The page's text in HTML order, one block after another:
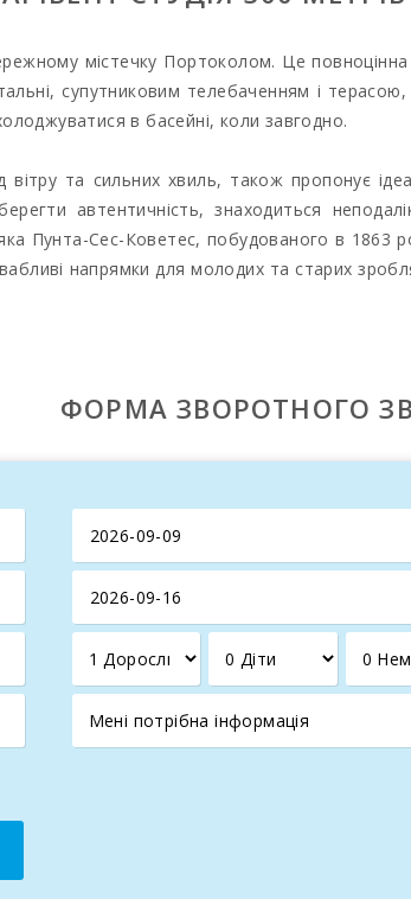
містечку Портоколом. Це
супутниковим телебаченням і
в басейні, коли завгодно.
вітру та сильних хвиль, також пропонує
автентичність, знаходиться
Пунта-Сес-Коветес, побудованого в 1863
напрямки для молодих та старих
ФОРМА ЗВОРОТНОГО